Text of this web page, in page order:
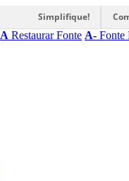
Simplifique!
A Restaurar Fonte A- Fonte